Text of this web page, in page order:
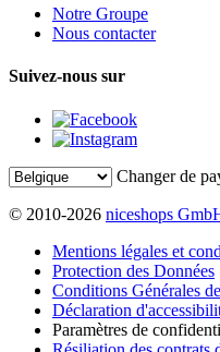
Notre Groupe
Nous contacter
Suivez-nous sur
Changer de
© 2010-2026 niceshops
Mentions légales et
Protection des Données
Conditions Générales
Déclaration
Paramètres de